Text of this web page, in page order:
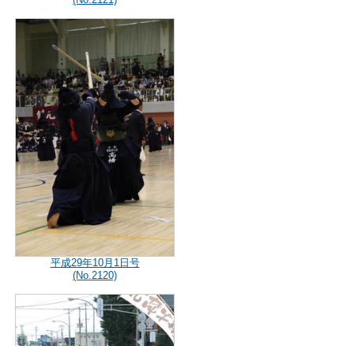
平成29年10月1日号
(No.2120)